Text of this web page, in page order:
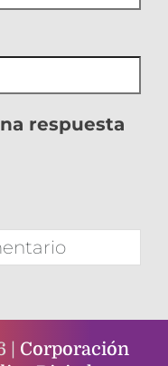
respuesta
| Corporación